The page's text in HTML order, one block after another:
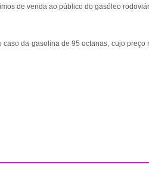
de venda ao público do gasóleo
da gasolina de 95 octanas, cujo